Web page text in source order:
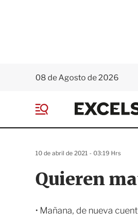
08 de Agosto de 2026
e
Quieren
• Mañana, de nueva
10 de abril de 2021 - 03:19 Hrs